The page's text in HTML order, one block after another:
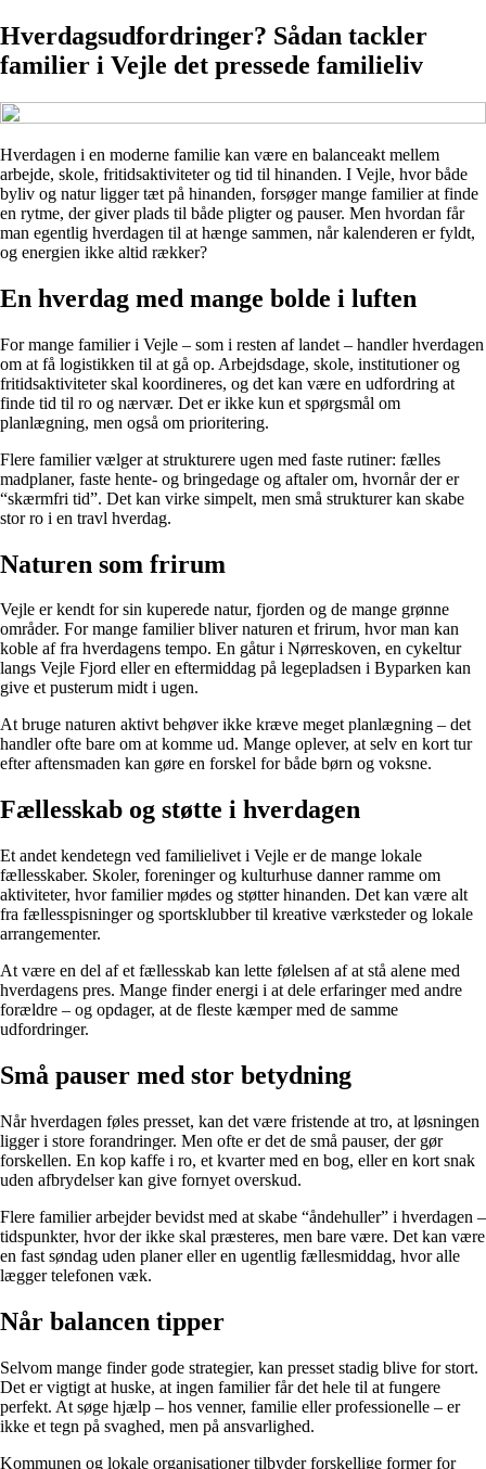
Hverdagsudfordringer? Sådan tackler
familier i Vejle det pressede familieliv
Hverdagen i en moderne familie kan være en balanceakt mellem
arbejde, skole, fritidsaktiviteter og tid til hinanden. I Vejle, hvor både
byliv og natur ligger tæt på hinanden, forsøger mange familier at finde
en rytme, der giver plads til både pligter og pauser. Men hvordan får
man egentlig hverdagen til at hænge sammen, når kalenderen er fyldt,
og energien ikke altid rækker?
En hverdag med mange bolde i luften
For mange familier i Vejle – som i resten af landet – handler hverdagen
om at få logistikken til at gå op. Arbejdsdage, skole, institutioner og
fritidsaktiviteter skal koordineres, og det kan være en udfordring at
finde tid til ro og nærvær. Det er ikke kun et spørgsmål om
planlægning, men også om prioritering.
Flere familier vælger at strukturere ugen med faste rutiner: fælles
madplaner, faste hente- og bringedage og aftaler om, hvornår der er
“skærmfri tid”. Det kan virke simpelt, men små strukturer kan skabe
stor ro i en travl hverdag.
Naturen som frirum
Vejle er kendt for sin kuperede natur, fjorden og de mange grønne
områder. For mange familier bliver naturen et frirum, hvor man kan
koble af fra hverdagens tempo. En gåtur i Nørreskoven, en cykeltur
langs Vejle Fjord eller en eftermiddag på legepladsen i Byparken kan
give et pusterum midt i ugen.
At bruge naturen aktivt behøver ikke kræve meget planlægning – det
handler ofte bare om at komme ud. Mange oplever, at selv en kort tur
efter aftensmaden kan gøre en forskel for både børn og voksne.
Fællesskab og støtte i hverdagen
Et andet kendetegn ved familielivet i Vejle er de mange lokale
fællesskaber. Skoler, foreninger og kulturhuse danner ramme om
aktiviteter, hvor familier mødes og støtter hinanden. Det kan være alt
fra fællesspisninger og sportsklubber til kreative værksteder og lokale
arrangementer.
At være en del af et fællesskab kan lette følelsen af at stå alene med
hverdagens pres. Mange finder energi i at dele erfaringer med andre
forældre – og opdager, at de fleste kæmper med de samme
udfordringer.
Små pauser med stor betydning
Når hverdagen føles presset, kan det være fristende at tro, at løsningen
ligger i store forandringer. Men ofte er det de små pauser, der gør
forskellen. En kop kaffe i ro, et kvarter med en bog, eller en kort snak
uden afbrydelser kan give fornyet overskud.
Flere familier arbejder bevidst med at skabe “åndehuller” i hverdagen –
tidspunkter, hvor der ikke skal præsteres, men bare være. Det kan være
en fast søndag uden planer eller en ugentlig fællesmiddag, hvor alle
lægger telefonen væk.
Når balancen tipper
Selvom mange finder gode strategier, kan presset stadig blive for stort.
Det er vigtigt at huske, at ingen familier får det hele til at fungere
perfekt. At søge hjælp – hos venner, familie eller professionelle – er
ikke et tegn på svaghed, men på ansvarlighed.
Kommunen og lokale organisationer tilbyder forskellige former for